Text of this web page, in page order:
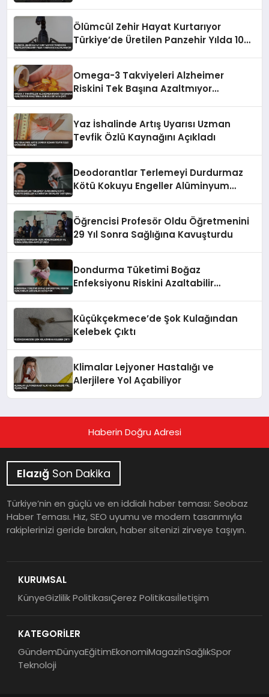
Ölümcül Zehir Hayat Kurtarıyor
Türkiye’de Üretilen Panzehir Yılda 10
Omega-3 Takviyeleri Alzheimer
Riskini Tek Başına Azaltmıyor
Yaz İshalinde Artış Uyarısı Uzman
Tevfik Özlü Kaynağını Açıkladı
Deodorantlar Terlemeyi Durdurmaz
Kötü Kokuyu Engeller Alüminyum
Öğrencisi Profesör Oldu Öğretmenini
29 Yıl Sonra Sağlığına Kavuşturdu
Dondurma Tüketimi Boğaz
Enfeksiyonu Riskini Azaltabilir
Küçükçekmece’de Şok Kulağından
Kelebek Çıktı
Klimalar Lejyoner Hastalığı ve
Alerjilere Yol Açabiliyor
Haberin Doğru Adresi
Elazığ Son Dakika
Türkiye’nin en güçlü ve en iddialı haber teması: Seobaz
Haber Teması. Hız, SEO uyumu ve modern tasarımıyla
rakiplerinizi geride bırakın, haber sitenizi zirveye taşıyın.
KURUMSAL
KünyeGizlilik PolitikasıÇerez Politikasıİletişim
KATEGORİLER
GündemDünyaEğitimEkonomiMagazinSağlıkSpor
Teknoloji